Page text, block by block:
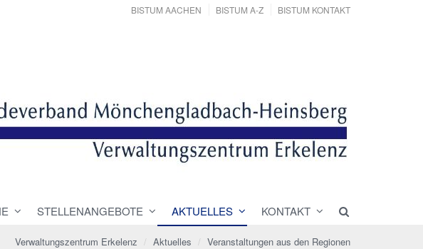
BISTUM AACHEN BISTUM A-Z BISTUM KONTAKT
STELLENANGEBOTE AKTUELLES KONTAKT
Verwaltungszentrum Erkelenz Aktuelles Veranstaltungen aus den Regionen